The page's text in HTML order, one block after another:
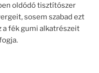
oldódó tisztítószer
sosem szabad ezt
a fék gumi alkatrészeit